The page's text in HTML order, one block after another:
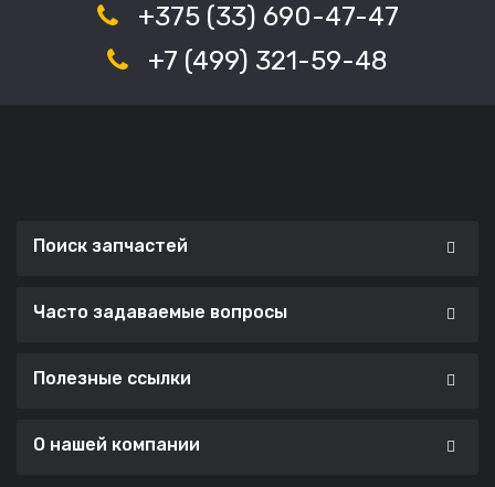
+375 (33) 690-47-47
+7 (499) 321-59-48
Поиск запчастей
Часто задаваемые вопросы
Полезные ссылки
О нашей компании